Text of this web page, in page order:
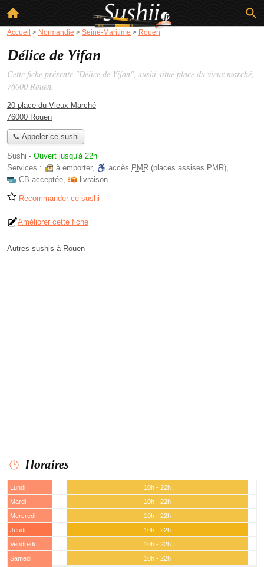
Accueil > Normandie > Seine-Maritime > Rouen
Délice de Yifan
Cette fiche présente "Délice de Yifan", sushi situé place du vieux marché,
76000 Rouen.
20 place du Vieux Marché
76000 Rouen
📞 Appeler ce sushi
Sushi - Ouvert jusqu'à 22h
Services :
à emporter, accès PMR (places assises PMR),
CB acceptée, livraison
Recommander ce sushi
Améliorer cette fiche
Autres sushis à Rouen
Horaires
Lundi
10h - 22h
Mardi
10h - 22h
Mercredi
10h - 22h
Jeudi
10h - 22h
Vendredi
10h - 22h
Samedi
10h - 22h